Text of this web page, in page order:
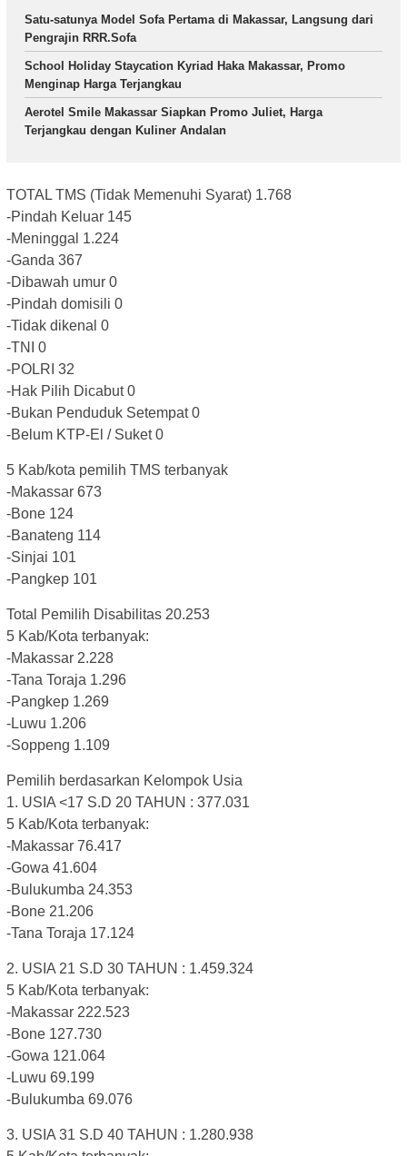
Satu-satunya Model Sofa Pertama di Makassar, Langsung dari
Pengrajin RRR.Sofa
School Holiday Staycation Kyriad Haka Makassar, Promo
Menginap Harga Terjangkau
Aerotel Smile Makassar Siapkan Promo Juliet, Harga
Terjangkau dengan Kuliner Andalan
TOTAL TMS (Tidak Memenuhi Syarat) 1.768
-Pindah Keluar 145
-Meninggal 1.224
-Ganda 367
-Dibawah umur 0
-Pindah domisili 0
-Tidak dikenal 0
-TNI 0
-POLRI 32
-Hak Pilih Dicabut 0
-Bukan Penduduk Setempat 0
-Belum KTP-El / Suket 0
5 Kab/kota pemilih TMS terbanyak
-Makassar 673
-Bone 124
-Banateng 114
-Sinjai 101
-Pangkep 101
Total Pemilih Disabilitas 20.253
5 Kab/Kota terbanyak:
-Makassar 2.228
-Tana Toraja 1.296
-Pangkep 1.269
-Luwu 1.206
-Soppeng 1.109
Pemilih berdasarkan Kelompok Usia
1. USIA <17 S.D 20 TAHUN : 377.031
5 Kab/Kota terbanyak:
-Makassar 76.417
-Gowa 41.604
-Bulukumba 24.353
-Bone 21.206
-Tana Toraja 17.124
2. USIA 21 S.D 30 TAHUN : 1.459.324
5 Kab/Kota terbanyak:
-Makassar 222.523
-Bone 127.730
-Gowa 121.064
-Luwu 69.199
-Bulukumba 69.076
3. USIA 31 S.D 40 TAHUN : 1.280.938